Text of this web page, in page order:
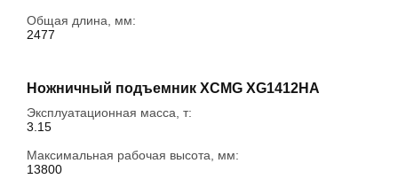
Общая длина, мм:
2477
Ножничный подъемник XCMG XG1412HA
Эксплуатационная масса, т:
3.15
Максимальная рабочая высота, мм:
13800